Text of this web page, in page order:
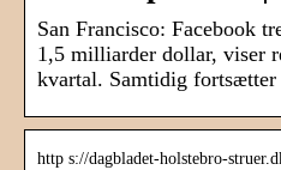
San Francisco: Facebook
1,5 milliarder dollar, viser
kvartal. Samtidig
http s://dagbladet-holstebro-